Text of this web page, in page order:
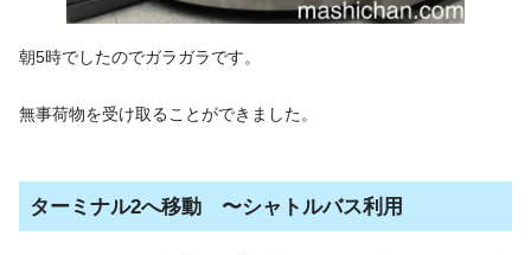
朝5時でしたのでガラガラです。
無事荷物を受け取ることができました。
ターミナル2へ移動 〜シャトルバス利用